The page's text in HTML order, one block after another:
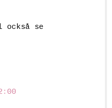
se